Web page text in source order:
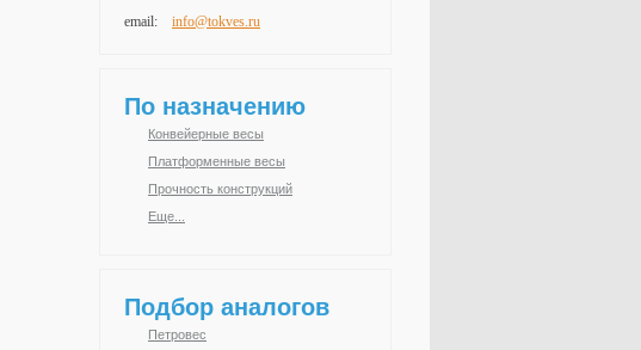
email: info@tokves.ru
По назначению
Конвейерные весы
Платформенные весы
Прочность конструкций
Еще...
Подбор аналогов
Петровес